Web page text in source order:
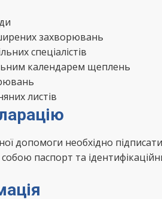
захворювань
спеціалістів
календарем щеплень
листів
допомоги необхідно
паспорт та